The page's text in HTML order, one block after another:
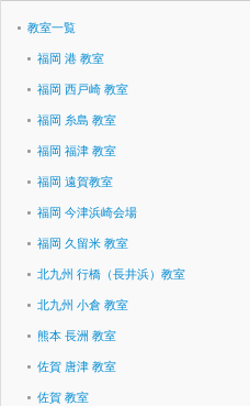
教室一覧
福岡 港 教室
福岡 西戸崎 教室
福岡 糸島 教室
福岡 福津 教室
福岡 遠賀教室
福岡 今津浜崎会場
福岡 久留米 教室
北九州 行橋（長井浜）教室
北九州 小倉 教室
熊本 長洲 教室
佐賀 唐津 教室
佐賀 教室